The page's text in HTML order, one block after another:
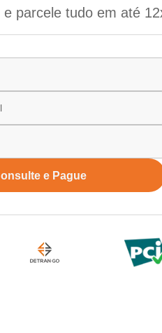
parcele tudo em até
e Pague